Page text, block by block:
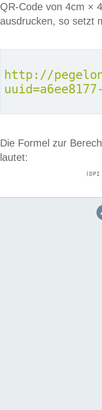
QR-Code von 4cm ×
ausdrucken, so setzt
http://
Die Formel zur
lautet: